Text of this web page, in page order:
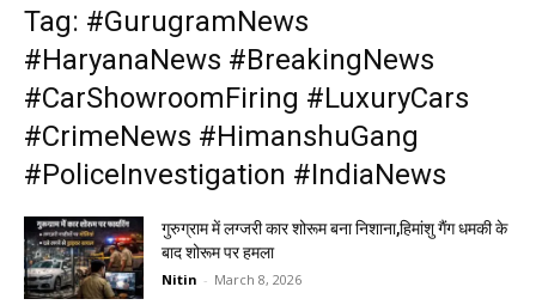
Tag: #GurugramNews
#HaryanaNews #BreakingNews
#CarShowroomFiring #LuxuryCars
#CrimeNews #HimanshuGang
#PoliceInvestigation #IndiaNews
गुरुग्राम में लग्जरी कार शोरूम बना निशाना,हिमांशु गैंग धमकी के
बाद शोरूम पर हमला
Nitin - March 8, 2026